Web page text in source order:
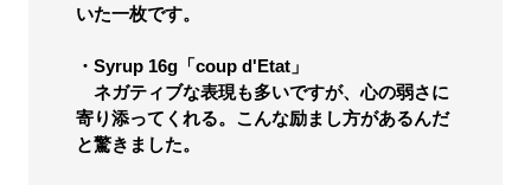
いた一枚です。
・Syrup 16g「coup d'Etat」
ネガティブな表現も多いですが、心の弱さに
寄り添ってくれる。こんな励まし方があるんだ
と驚きました。